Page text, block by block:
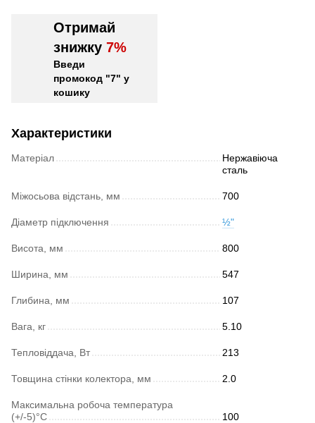
Отримай
знижку 7%
Введи
промокод "7" у
кошику
Характеристики
Матеріал
Нержавіюча
сталь
Міжосьова відстань, мм 700
Діаметр підключення ½"
Висота, мм 800
Ширина, мм 547
Глибина, мм 107
Вага, кг 5.10
Тепловіддача, Вт 213
Товщина стінки колектора, мм 2.0
Максимальна робоча температура
(+/-5)°C
100